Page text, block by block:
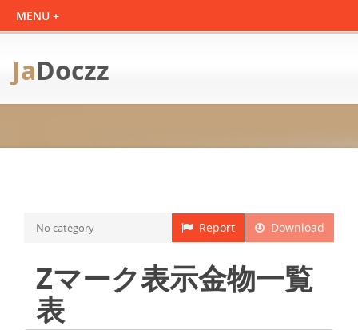
JaDoczz
Download
Report
No category
Zマーク表示金物一覧
表